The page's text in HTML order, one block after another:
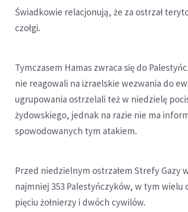
Świadkowie relacjonują, że za ostrzał
czołgi.
Tymczasem Hamas zwraca się do
nie reagowali na izraelskie wezwania do
ugrupowania ostrzelali też w niedzielę
żydowskiego, jednak na razie nie ma
spowodowanych tym atakiem.
Przed niedzielnym ostrzałem Strefy Gazy
najmniej 353 Palestyńczyków, w tym wielu
pięciu żołnierzy i dwóch cywilów.